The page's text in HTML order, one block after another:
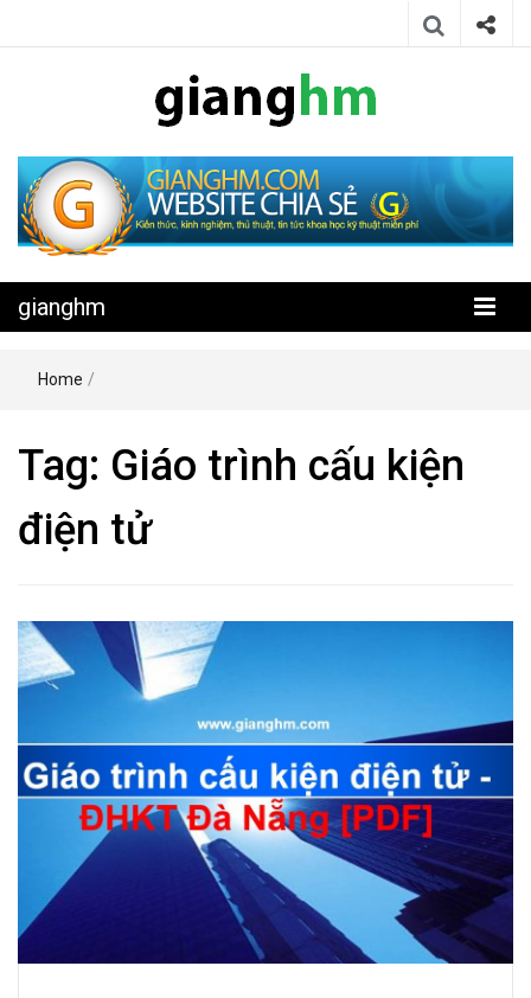
gianghm
kỹ thuật miễn phí
gianghm
Home /
Tag: Giáo trình cấu kiện
điện tử